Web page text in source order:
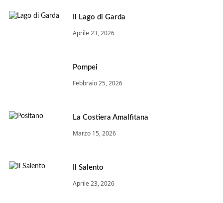
Il Lago di Garda
Aprile 23, 2026
Pompei
Febbraio 25, 2026
La Costiera Amalfitana
Marzo 15, 2026
Il Salento
Aprile 23, 2026